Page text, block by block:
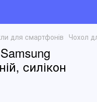
для смартфонів Чохол
силікон